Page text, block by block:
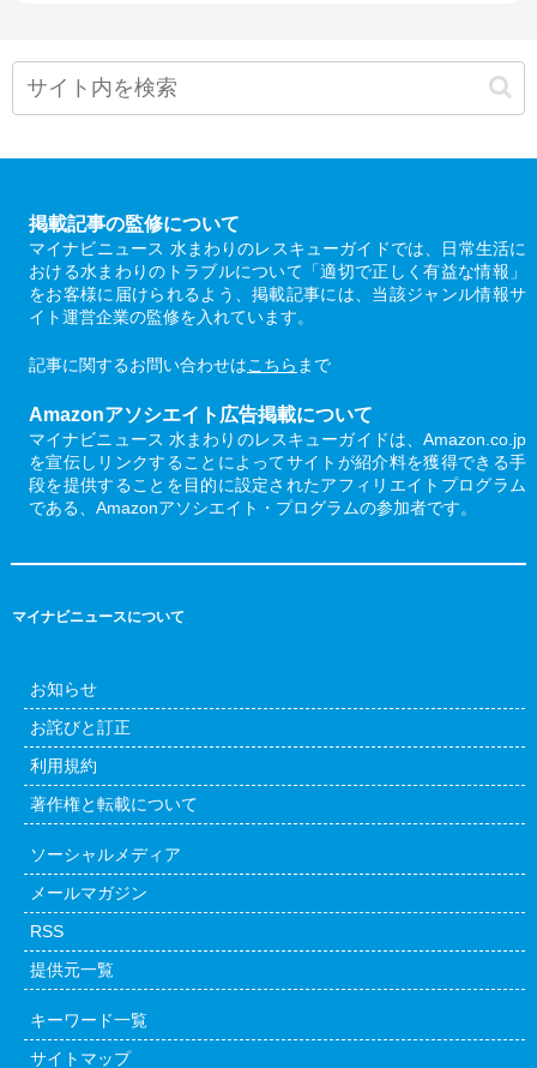
掲載記事の監修について
マイナビニュース 水まわりのレスキューガイドでは、日常生活に
おける水まわりのトラブルについて「適切で正しく有益な情報」
をお客様に届けられるよう、掲載記事には、当該ジャンル情報サ
イト運営企業の監修を入れています。
記事に関するお問い合わせはこちら まで
Amazonアソシエイト広告掲載について
マイナビニュース 水まわりのレスキューガイドは、Amazon.co.jp
を宣伝しリンクすることによってサイトが紹介料を獲得できる手
段を提供することを目的に設定されたアフィリエイトプログラム
である、Amazonアソシエイト・プログラムの参加者です。
マイナビニュースについて
お知らせ
お詫びと訂正
利用規約
著作権と転載について
ソーシャルメディア
メールマガジン
RSS
提供元一覧
キーワード一覧
サイトマップ